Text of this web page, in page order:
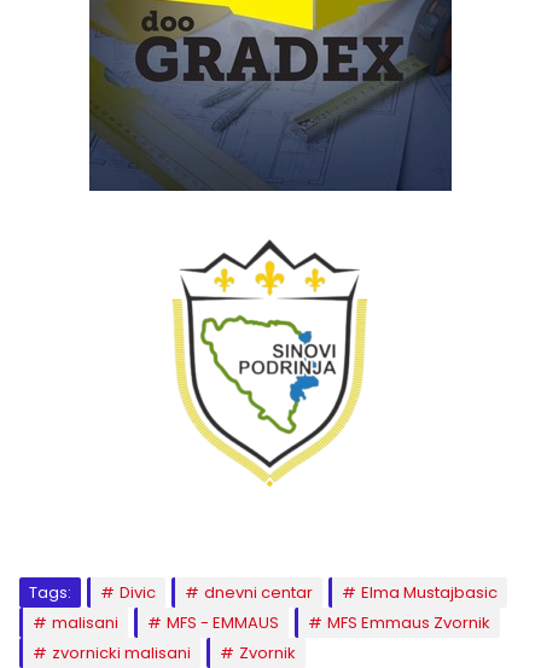
Tags: Divic dnevni centar
Elma Mustajbasic
malisani
MFS - EMMAUS
MFS Emmaus Zvornik
zvornicki malisani
Zvornik